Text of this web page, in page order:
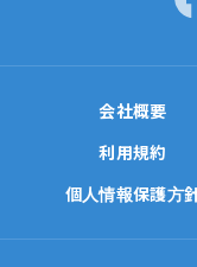
会社概要
利用規約
個人情報保護方